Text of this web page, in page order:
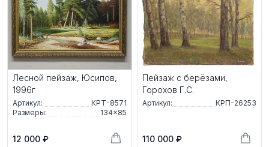
Лесной пейзаж, Юсипов,
1996г
Артикул:
КРТ-8571
Размеры:
134×85
12 000 ₽
Пейзаж с берёзами,
Горохов Г.С.
Артикул: КРП-26253
110 000 ₽